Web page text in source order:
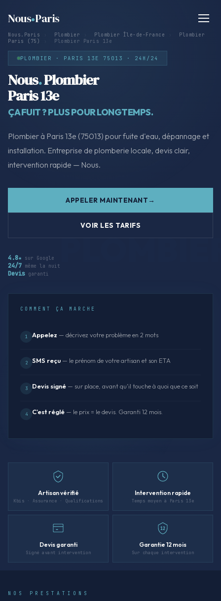
Nous Paris
Nous.Paris Plombier Plombier Île-de-France
Plombier
Paris (75)
Plombier Paris 13e
PLOMBIER · PARIS 13E 75013 · 24H/24
Nous.Plombier
Paris 13e
ÇA FUIT ? PLUS POUR LONGTEMPS.
Plombier à Paris 13e (75013) pour fuite d'eau, dépannage et
installation. Entreprise de plomberie locale, devis clair,
intervention rapide — Nous.
APPELER MAINTENANT
VOIR LES TARIFS
4.8★ sur Google
24/7 même la nuit
Devis garanti
COMMENT ÇA MARCHE
1 Appelez — décrivez votre problème en 2 mots
2 SMS reçu — le prénom de votre artisan et son ETA
3 Devis signé — sur place, avant qu'il touche à quoi que ce soit
4 C'est réglé — le prix = le devis. Garanti 12 mois.
Artisan vérifié
Kbis · Assurance · Qualifications
Intervention rapide
Temps moyen à Paris 13e
Devis garanti
Signé avant intervention
12
Garantie 12 mois
Sur chaque intervention
NOS PRESTATIONS